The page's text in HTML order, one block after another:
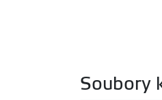
Soubory